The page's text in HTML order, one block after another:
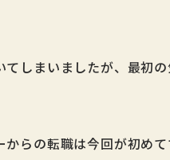
しまいましたが、最初
らの転職は今回が初め